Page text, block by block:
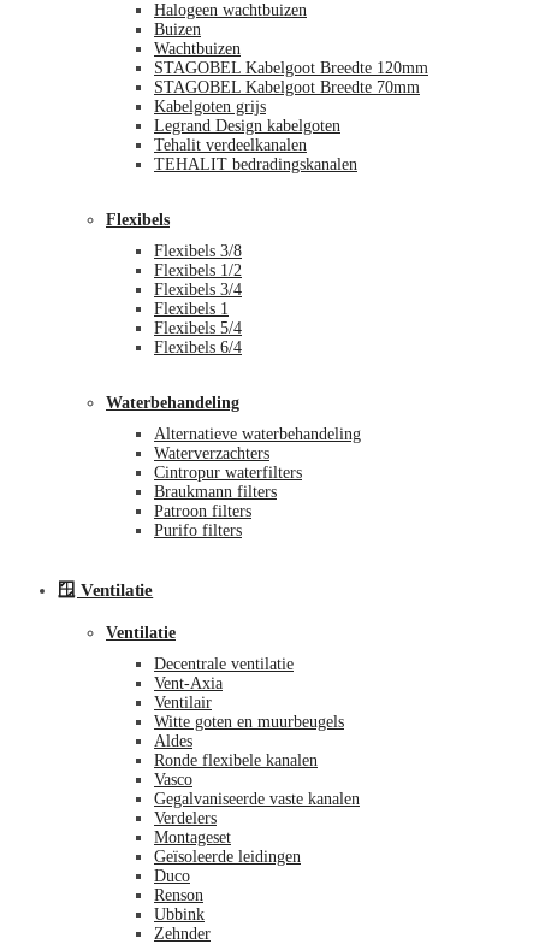
Halogeen wachtbuizen
Buizen
Wachtbuizen
STAGOBEL Kabelgoot Breedte 120mm
STAGOBEL Kabelgoot Breedte 70mm
Kabelgoten grijs
Legrand Design kabelgoten
Tehalit verdeelkanalen
TEHALIT bedradingskanalen
Flexibels
Flexibels 3/8
Flexibels 1/2
Flexibels 3/4
Flexibels 1
Flexibels 5/4
Flexibels 6/4
Waterbehandeling
Alternatieve waterbehandeling
Waterverzachters
Cintropur waterfilters
Braukmann filters
Patroon filters
Purifo filters
🪟 Ventilatie
Ventilatie
Decentrale ventilatie
Vent-Axia
Ventilair
Witte goten en muurbeugels
Aldes
Ronde flexibele kanalen
Vasco
Gegalvaniseerde vaste kanalen
Verdelers
Montageset
Geïsoleerde leidingen
Duco
Renson
Ubbink
Zehnder